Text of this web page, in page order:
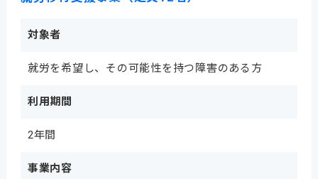
対象者
就労を希望し、その可能性を持つ障害のある方
利用期間
2年間
事業内容